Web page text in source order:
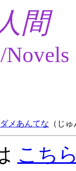
間
ダメあんてな （じ
こち